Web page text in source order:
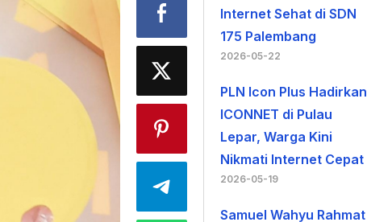
Internet Sehat di SDN
175 Palembang
2026-05-22
PLN Icon Plus Hadirkan
ICONNET di Pulau
Lepar, Warga Kini
Nikmati Internet Cepat
2026-05-19
Samuel Wahyu Rahmat